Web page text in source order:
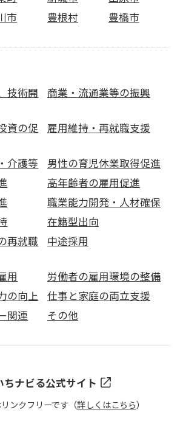
市 豊根村 豊橋市
技術開
商業・流通業等の振興
資の促
雇用維持・再就職支援
介護等
男性の育児休業取得促進
高年齢者の雇用促進
職業能力開発・人材確保
在籍型出向
再就職
中途採用
用
労働者の雇用環境の整備
の向上
仕事と家庭の両立支援
関連
その他
ちナビる公式サイト
ンクフリーです（詳しくはこちら）